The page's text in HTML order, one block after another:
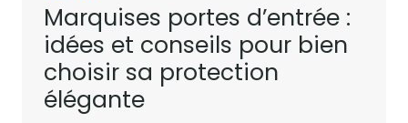
Marquises portes d’entrée :
idées et conseils pour bien
choisir sa protection
élégante